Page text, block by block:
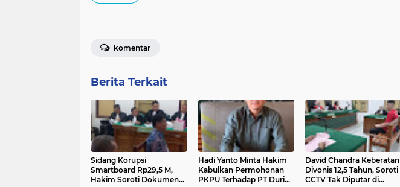
komentar
Berita Terkait
Sidang Korupsi
Smartboard Rp29,5 M,
Hakim Soroti Dokumen
Hadi Yanto Minta Hakim
Kabulkan Permohonan
PKPU Terhadap PT Duri
David Chandra Keberatan
Divonis 12,5 Tahun, Soroti
CCTV Tak Diputar di